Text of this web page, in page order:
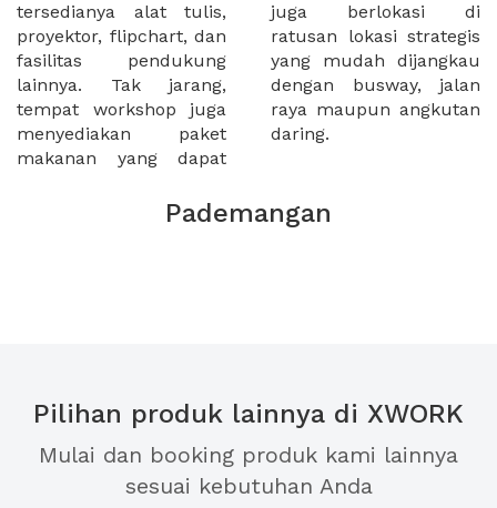
tersedianya alat tulis,
proyektor, flipchart, dan
fasilitas pendukung
lainnya. Tak jarang,
tempat workshop juga
menyediakan paket
makanan yang dapat
juga berlokasi di
ratusan lokasi strategis
yang mudah dijangkau
dengan busway, jalan
raya maupun angkutan
daring.
Pademangan
Pilihan produk lainnya di XWORK
Mulai dan booking produk kami lainnya
sesuai kebutuhan Anda